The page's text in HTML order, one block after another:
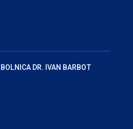
DR. IVAN BARBOT